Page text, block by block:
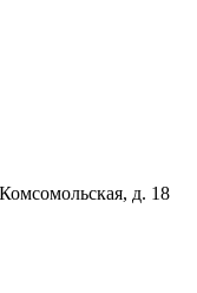
д. 18